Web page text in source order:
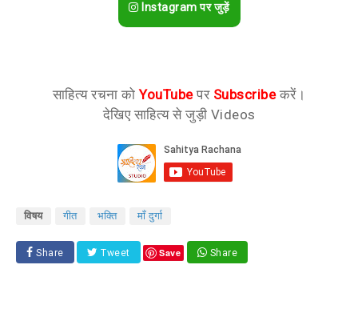
Instagram पर जुड़ें
साहित्य रचना कोYouTubeपर Subscribeकरें।
देखिए साहित्य से जुड़ी Videos
विषय गीत भक्ति माँ दुर्गा
Share Tweet Save Share